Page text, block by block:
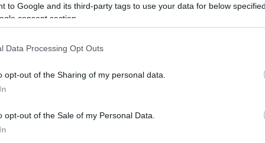
to Google and its third-party tags to use your data for below
consent section.
Data Processing Opt Outs
opt-out of the Sharing of my personal data.
opt-out of the Sale of my Personal Data.
φορολογουμένων που θα δεχθούν
όσοι έχουν παλιές ή νέες
δεν πλήρωσαν δόσεις ρυθμίσεων και
που δεν υπέβαλαν περιοδικές δηλώσεις
Μισθωτών Υπηρεσιών
φορολογούμενοι που υπέβαλαν μηδενικές
ενώ εμφάνιζαν δραστηριότητα, όσοι δεν